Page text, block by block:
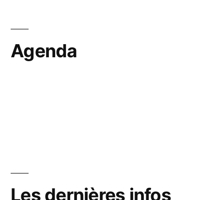
Agenda
Les dernières infos